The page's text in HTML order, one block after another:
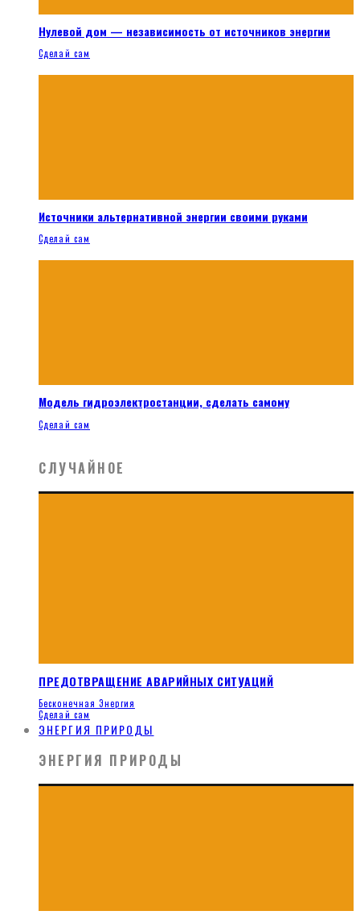
Нулевой дом — независимость от источников энергии
Сделай сам
Источники альтернативной энергии своими руками
Сделай сам
Модель гидроэлектростанции, сделать самому
Сделай сам
СЛУЧАЙНОЕ
ПРЕДОТВРАЩЕНИЕ АВАРИЙНЫХ СИТУАЦИЙ
Бесконечная Энергия
Сделай сам
ЭНЕРГИЯ ПРИРОДЫ
ЭНЕРГИЯ ПРИРОДЫ